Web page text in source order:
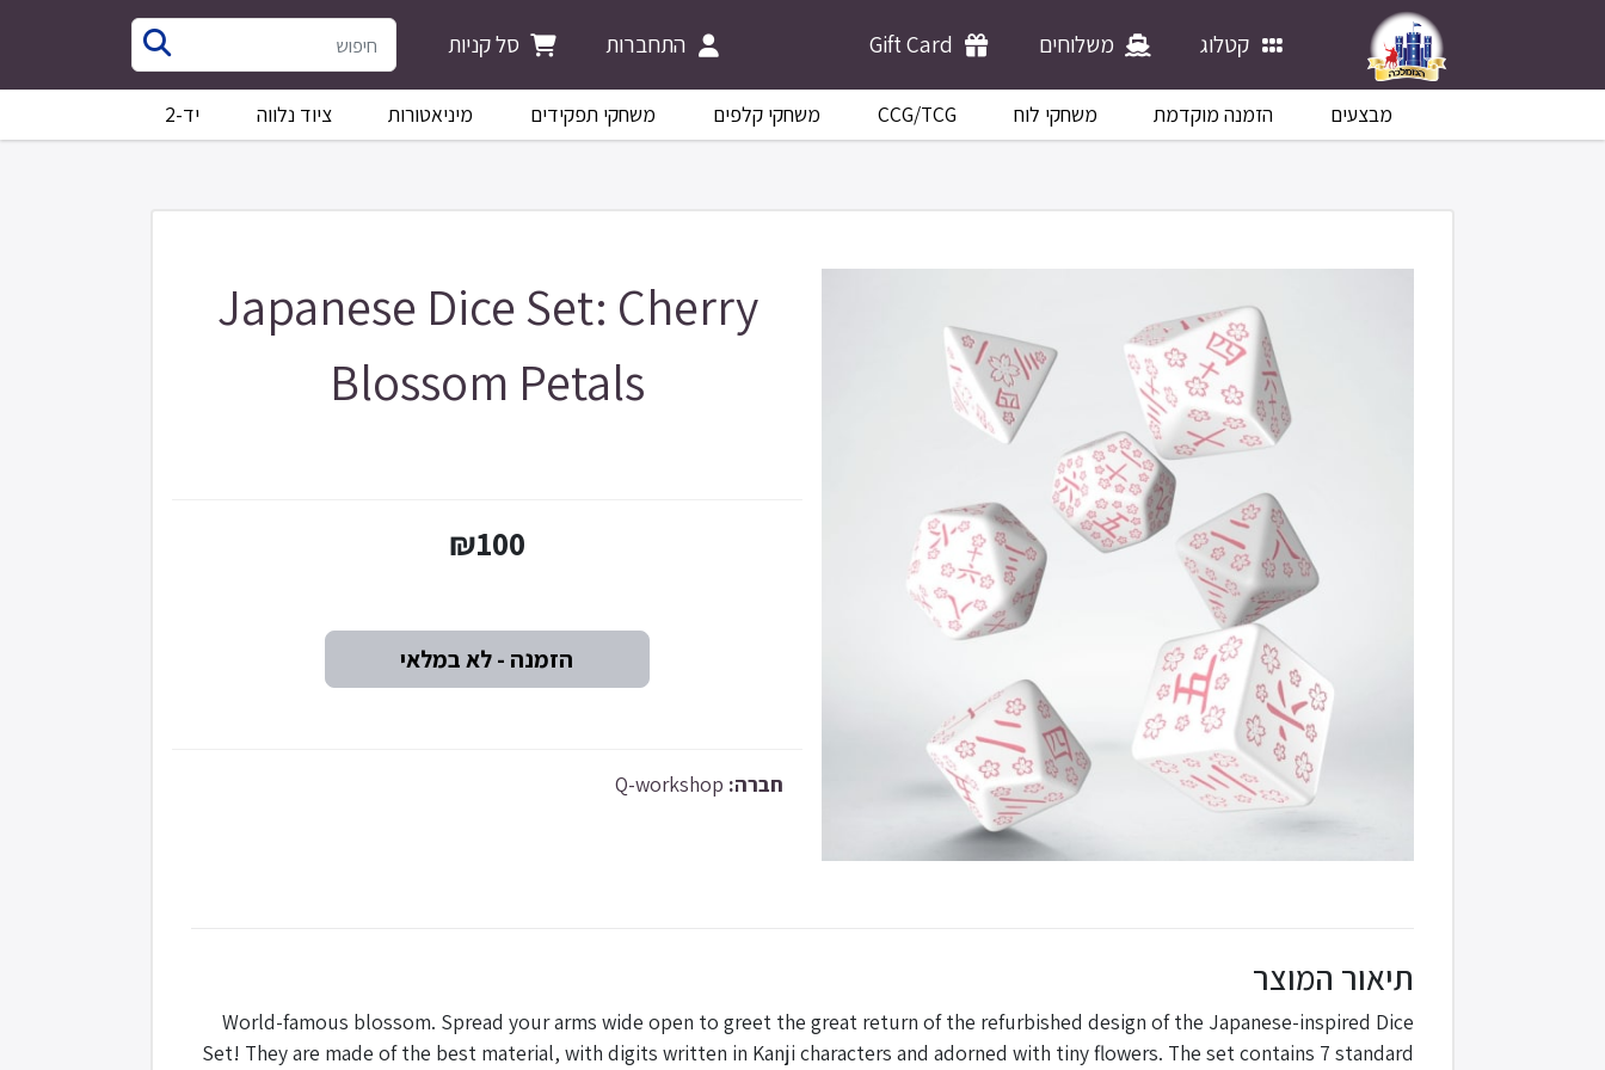
קטלוג משלוחים Gift Card התחברות סל קניות
מבצעים הזמנה מוקדמת משחקי לוח CCG/TCG משחקי קלפים משחקי תפקידים מיניאטורות ציוד נלווה יד-2
Japanese Dice Set: Cherry
Blossom Petals
₪100
חברה:
תיאור המוצר
World-famous blossom. Spread your arms wide open to greet the great return of the refurbished design of the Japanese-inspired Dice
Set! They are made of the best material, with digits written in Kanji characters and adorned with tiny flowers. The set contains 7 standard